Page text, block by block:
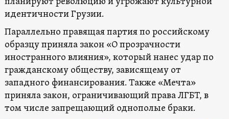
идентичности Грузии.
Параллельно правящая партия по российскому
образцу приняла закон «О прозрачности
иностранного влияния», который нанес удар по
гражданскому обществу, зависящему от
западного финансирования. Также «Мечта»
приняла закон, ограничивающий права ЛГБТ, в
том числе запрещающий однополые браки.